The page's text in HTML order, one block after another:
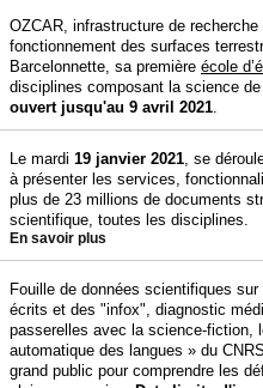
OZCAR, infrastructure de recherche
fonctionnement des surfaces
Barcelonnette, sa première école
disciplines composant la science
ouvert jusqu'au 9 avril 2021
Le mardi 19 janvier 2021 , se
à présenter les services,
plus de 23 millions de documents
scientifique, toutes les disciplines.
En savoir plus
Fouille de données scientifiques
écrits et des "infox", diagnostic
passerelles avec la science-fiction,
automatique des langues » du
grand public pour comprendre les